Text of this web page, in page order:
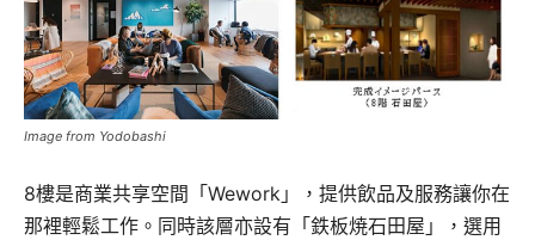
Image from Yodobashi
8樓是商業共享空間「Wework」，提供飲品及服務讓你在
那裡輕鬆工作。同時該層亦設有「鉄板焼石田屋」，選用